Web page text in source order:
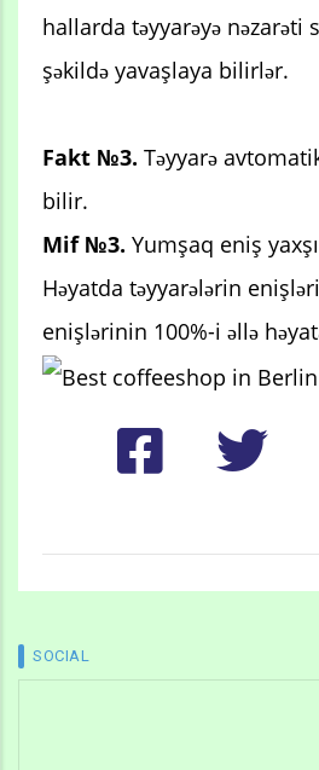
hallarda təyyarəyə nəzarəti
şəkildə yavaşlaya bilirlər.
Fakt №3. Təyyarə
bilir.
Mif №3. Yumşaq eniş
Həyatda təyyarələrin
enişlərinin 100%-i əllə
SOCIAL